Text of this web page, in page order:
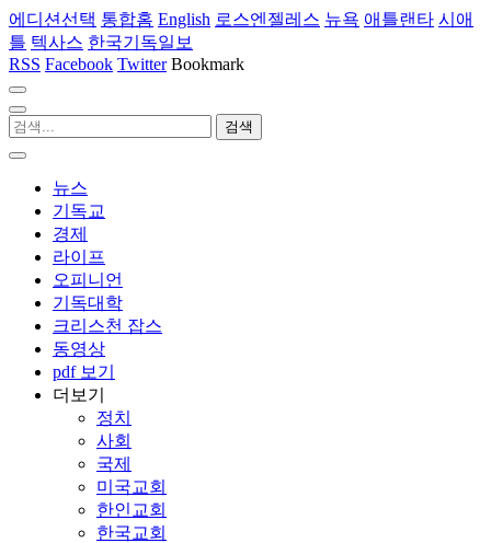
에디션선택 통합홈 English 로스엔젤레스 뉴욕 애틀랜타 시애
틀 텍사스 한국기독일보
RSS Facebook Twitter Bookmark
뉴스
기독교
경제
라이프
오피니언
기독대학
크리스천 잡스
동영상
pdf 보기
더보기
정치
사회
국제
미국교회
한인교회
한국교회